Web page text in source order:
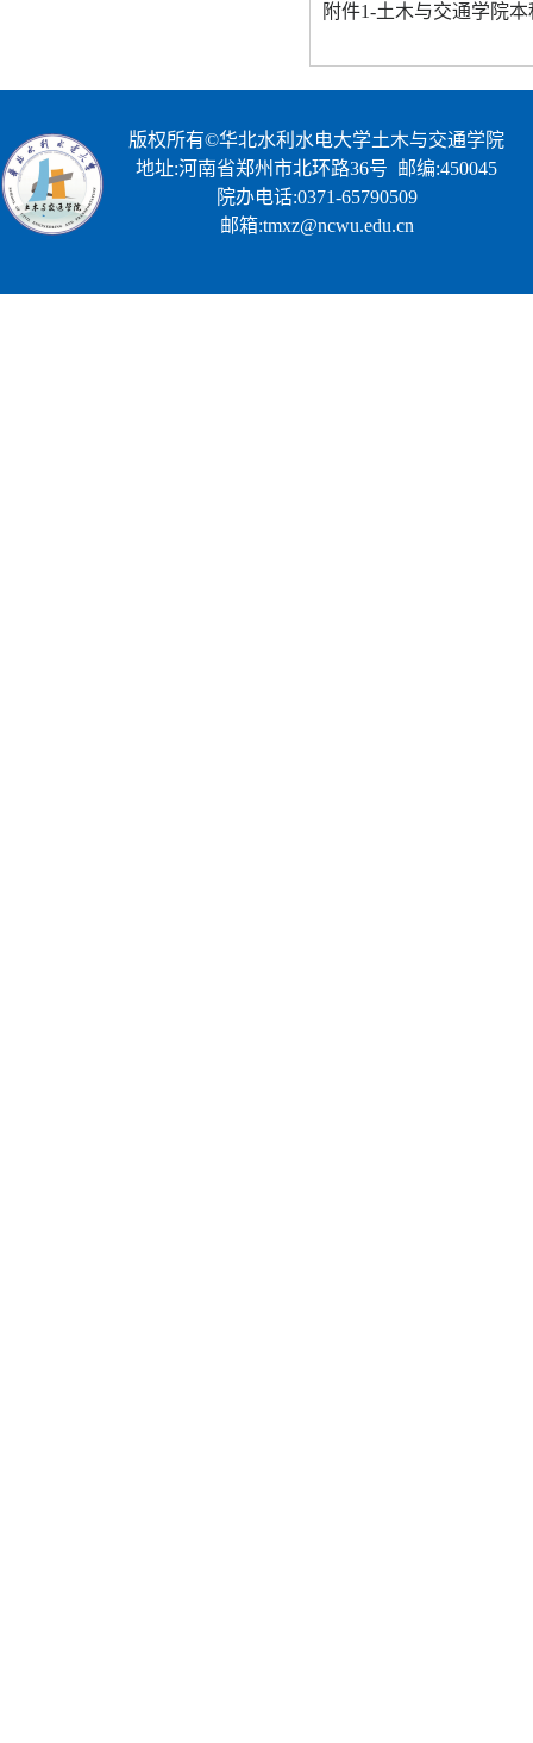
附件1-土木与交通学院
版权所有©华北水利水电大学土木与交通学院
地址:河南省郑州市北环路36号 邮编:450045
院办电话:0371-65790509
邮箱:tmxz@ncwu.edu.cn